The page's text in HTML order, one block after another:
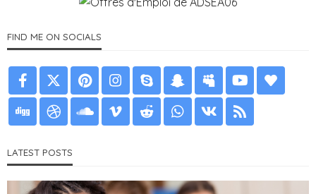
FIND ME ON SOCIALS
LATEST POSTS